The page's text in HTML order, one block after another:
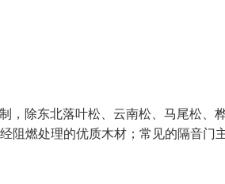
，除东北落叶松、云南松、马尾松、
阻燃处理的优质木材；常见的隔音门